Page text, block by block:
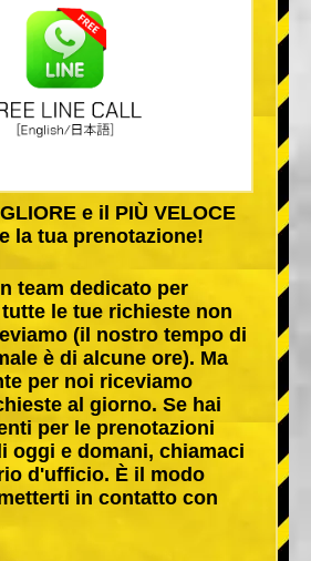
e il PIÙ VELOCE
la tua prenotazione!
team dedicato per
le tue richieste non
(il nostro tempo di
è di alcune ore). Ma
per noi riceviamo
al giorno. Se hai
per le prenotazioni
oggi e domani, chiamaci
d'ufficio. È il modo
in contatto con